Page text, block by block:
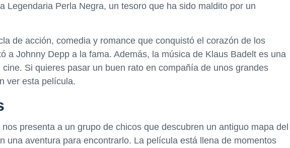
Legendaria Perla Negra, un tesoro que ha sido maldito por un
de acción, comedia y romance que conquistó el corazón de los
a Johnny Depp a la fama. Además, la música de Klaus Badelt es una
Si quieres pasar un buen rato en compañía de unos grandes
ver esta película.
presenta a un grupo de chicos que descubren un antiguo mapa del
una aventura para encontrarlo. La película está llena de momentos